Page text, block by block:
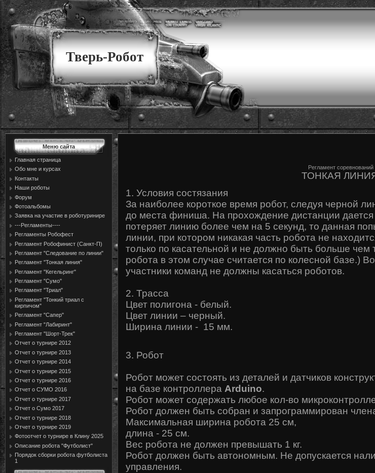
Тверь-Робот
Меню сайта
Главная страница
Обо мне и курсах
Контакты
Наши роботы
Форум
Фотоальбомы
Заявка на участие в роботуринире
---Регламенты----
Регламенты Робофест
Регламент Робофинист (Санкт-П)
Регламент "Следование по линии"
Регламент "Тонкая линия"
Регламент "Кегельринг"
Регламент "Сумо"
Регламент "Триал"
Регламент "Тонкий триал с
кирпичом"
Регламент "Сапер"
Регламент "Лабиринт"
Регламент "Шорт-Трек"
Отчет о турнире 2012
Отчет о турнире 2013
Отчет о турнире 2014
Отчет о турнире 2015
Отчет о турнире 2016
Отчет о СУМО 2016
Отчет о турнире 2017
Отчет о Сумо 2017
Отчет о турнире 2018
Отчет о турнире 2019
Фотоотчет о турнире в Клину 2025
Описание робота "Футболист"
Порядок сборки робота футболиста
1
Регламент соревнований
ТОНКАЯ
1. Условия состязания
За наиболее короткое время робот, следуя черной
до места финиша. На прохождение дистанции
потеряет линию более чем на 5 секунд, то данная
линии, при котором никакая часть робота не
только по касательной и не должно быть больше
робота в этом случае считается по колесной базе.)
участники команд не должны касаться роботов.
2. Трасса
Цвет полигона - белый.
Цвет линии – черный.
Ширина линии - 15 мм.
3. Робот
Робот может состоять из деталей и датчиков
на базе контроллера Arduino.
Робот может содержать любое кол-во
Робот должен быть собран и запрограммирован
Максимальная ширина робота 25 см,
длина - 25 см.
Вес робота не должен превышать 1 кг.
Робот должен быть автономным. Не допускается
управления.